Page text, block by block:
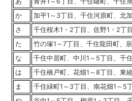
か
加平1～3丁目、千住河原町、北
さ
千住桜木1・2丁目、佐野1・2丁
た
竹の塚1～7丁目、千住龍田町、
な
千住中居町、中川1～5丁目、千
は
千住橋戸町、花畑1～8丁目、東
ま
千住緑町1～3丁目、南花畑1～5